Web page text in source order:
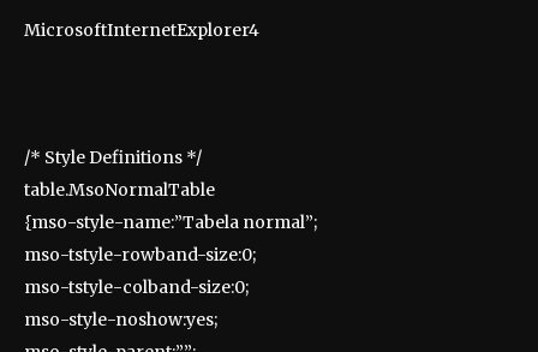
MicrosoftInternetExplorer4
/* Style Definitions */
table.MsoNormalTable
{mso-style-name:”Tabela normal”;
mso-tstyle-rowband-size:0;
mso-tstyle-colband-size:0;
mso-style-noshow:yes;